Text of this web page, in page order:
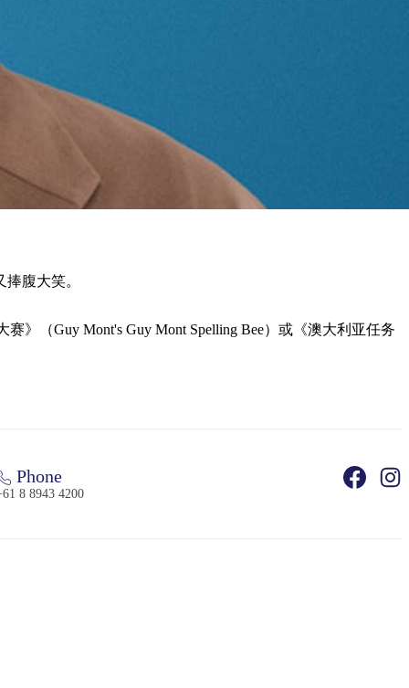
腹大笑。
》（Guy Mont's Guy Mont Spelling Bee）或《澳大利亚任务
Phone
8 8943 4200